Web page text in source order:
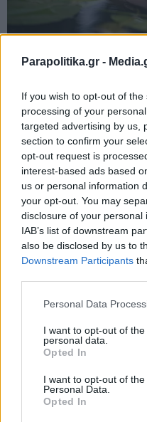
Parapolitika.gr -
If you wish to opt-out of
processing of your
targeted advertising by us,
section to confirm your
opt-out request is
interest-based ads based
us or personal information
your opt-out. You may
disclosure of your
IAB’s list of downstream
also be disclosed by us to
Downstream Participants
Personal Data
I want to opt-out of
personal data.
Opted In
I want to opt-out of
Personal Data.
Opted In
Εγγραφή
Αποδέχομαι
και την